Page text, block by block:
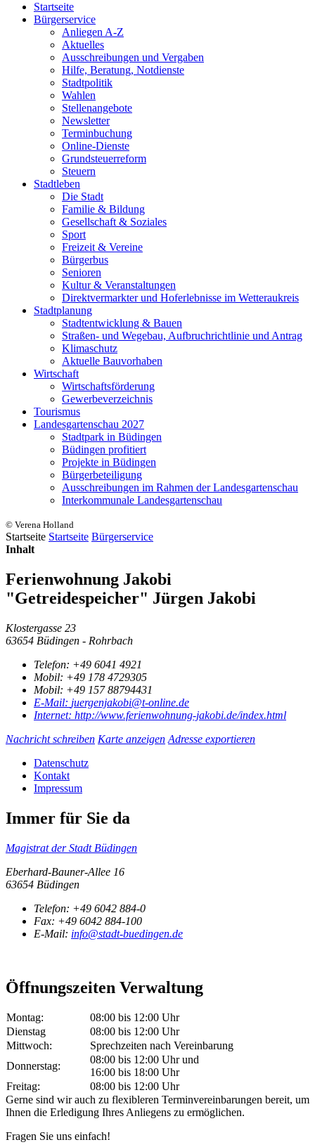
Startseite
Bürgerservice
Anliegen A-Z
Aktuelles
Ausschreibungen und Vergaben
Hilfe, Beratung, Notdienste
Stadtpolitik
Wahlen
Stellenangebote
Newsletter
Terminbuchung
Online-Dienste
Grundsteuerreform
Steuern
Stadtleben
Die Stadt
Familie & Bildung
Gesellschaft & Soziales
Sport
Freizeit & Vereine
Bürgerbus
Senioren
Kultur & Veranstaltungen
Direktvermarkter und Hoferlebnisse im Wetteraukreis
Stadtplanung
Stadtentwicklung & Bauen
Straßen- und Wegebau, Aufbruchrichtlinie und Antrag
Klimaschutz
Aktuelle Bauvorhaben
Wirtschaft
Wirtschaftsförderung
Gewerbeverzeichnis
Tourismus
Landesgartenschau 2027
Stadtpark in Büdingen
Büdingen profitiert
Projekte in Büdingen
Bürgerbeteiligung
Ausschreibungen im Rahmen der Landesgartenschau
Interkommunale Landesgartenschau
© Verena Holland
Startseite Startseite Bürgerservice
Inhalt
Ferienwohnung Jakobi
"Getreidespeicher" Jürgen Jakobi
Klostergasse 23
63654 Büdingen - Rohrbach
Telefon: +49 6041 4921
Mobil: +49 178 4729305
Mobil: +49 157 88794431
E-Mail: juergenjakobi@t-online.de
Internet: http://www.ferienwohnung-jakobi.de/index.html
Nachricht schreiben Karte anzeigen Adresse exportieren
Datenschutz
Kontakt
Impressum
Immer für Sie da
Magistrat der Stadt Büdingen
Eberhard-Bauner-Allee 16
63654 Büdingen
Telefon: +49 6042 884-0
Fax: +49 6042 884-100
E-Mail: info@stadt-buedingen.de
Öffnungszeiten Verwaltung
Montag:
08:00 bis 12:00 Uhr
Dienstag
08:00 bis 12:00 Uhr
Mittwoch:
Sprechzeiten nach Vereinbarung
Donnerstag:
08:00 bis 12:00 Uhr und
16:00 bis 18:00 Uhr
Freitag:
08:00 bis 12:00 Uhr
Gerne sind wir auch zu flexibleren Terminvereinbarungen bereit, um
Ihnen die Erledigung Ihres Anliegens zu ermöglichen.
Fragen Sie uns einfach!